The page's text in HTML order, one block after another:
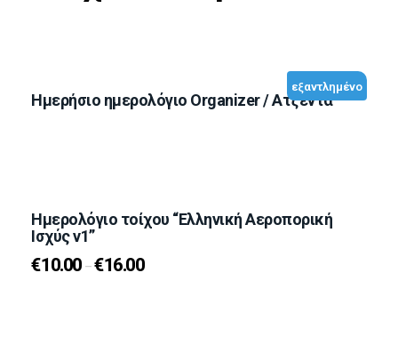
εξαντλημένο
Ημερήσιο ημερολόγιο Organizer / Ατζέντα
Ημερολόγιο τοίχου “Ελληνική Αεροπορική
Ισχύς v1”
€10.00–€16.00